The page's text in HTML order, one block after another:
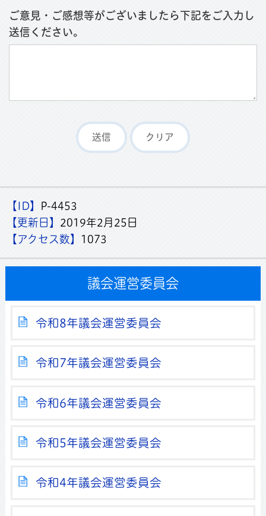
ご意見・ご感想等がございましたら下記をご入力し
送信ください。
【ID】
P-4453
【更新日】 2019年2月25日
【アクセス数】 1073
議会運営委員会
令和8年議会運営委員会
令和7年議会運営委員会
令和6年議会運営委員会
令和5年議会運営委員会
令和4年議会運営委員会